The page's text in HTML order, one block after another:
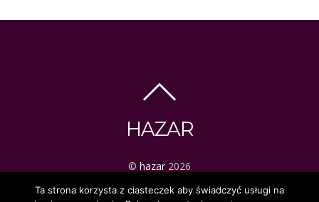
HAZAR
© hazar 2026
ezoteryka | tarot | mistyka
Ta strona korzysta z ciasteczek aby świadczyć usługi na